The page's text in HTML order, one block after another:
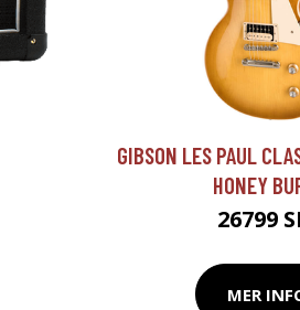
GIBSON LES PAUL
HONEY
26799
MER